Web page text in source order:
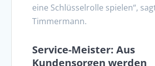
eine Schlüsselrolle spielen“,
Timmermann.
Service-Meister: Aus
Kundensorgen werden